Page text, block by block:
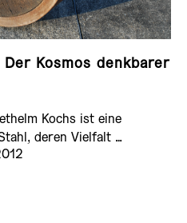
Der Kosmos denkbarer
Kochs ist eine
deren Vielfalt …